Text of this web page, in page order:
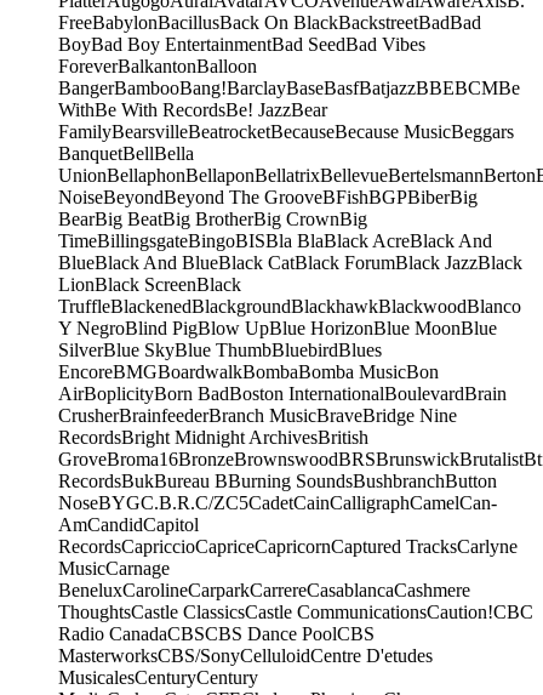
FreeBabylonBacillusBack On BlackBackstreetBadBad
BoyBad Boy EntertainmentBad SeedBad Vibes
ForeverBalkantonBalloon
BangerBambooBang!BarclayBaseBasfBatjazzBBEBCMBe
WithBe With RecordsBe! JazzBear
FamilyBearsvilleBeatrocketBecauseBecause MusicBeggars
BanquetBellBella
UnionBellaphonBellaponBellatrixBellevueBertelsmannBerton
NoiseBeyondBeyond The GrooveBFishBGPBiberBig
BearBig BeatBig BrotherBig CrownBig
TimeBillingsgateBingoBISBla BlaBlack AcreBlack And
BlueBlack And BlueBlack CatBlack ForumBlack JazzBlack
LionBlack ScreenBlack
TruffleBlackenedBlackgroundBlackhawkBlackwoodBlanco
Y NegroBlind PigBlow UpBlue HorizonBlue MoonBlue
SilverBlue SkyBlue ThumbBluebirdBlues
EncoreBMGBoardwalkBombaBomba MusicBon
AirBoplicityBorn BadBoston InternationalBoulevardBrain
CrusherBrainfeederBranch MusicBraveBridge Nine
RecordsBright Midnight ArchivesBritish
GroveBroma16BronzeBrownswoodBRSBrunswickBrutalist
RecordsBukBureau BBurning SoundsBushbranchButton
NoseBYGC.B.R.C/ZC5CadetCainCalligraphCamelCan-
AmCandidCapitol
RecordsCapriccioCapriceCapricornCaptured TracksCarlyne
MusicCarnage
BeneluxCarolineCarparkCarrereCasablancaCashmere
ThoughtsCastle ClassicsCastle CommunicationsCaution!CBC
Radio CanadaCBSCBS Dance PoolCBS
MasterworksCBS/SonyCelluloidCentre D'etudes
MusicalesCenturyCentury